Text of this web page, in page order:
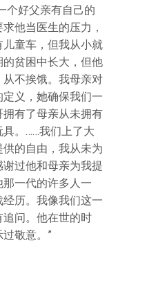
个好父亲有自己的
他当医生的压力，
童车，但我从小就
贫困中长大，但他
不挨饿。我母亲对
义，她确保我们一
有了母亲从未拥有
。……我们上了大
的自由，我从未为
过他和母亲为我提
一代的许多人一
历。我像我们这一
问。他在世的时
敬意。”